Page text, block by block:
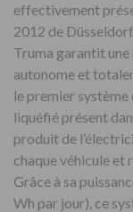
effectivement
2012 de
Truma garantit
autonome et
le premier
liquéfié présent
produit de
chaque véhicule et
Grâce à sa
Wh par jour), ce